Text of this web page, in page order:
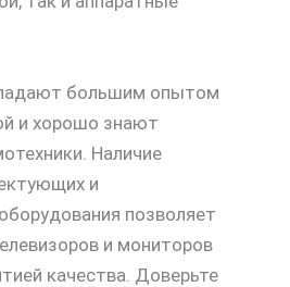
большим опытом
и хорошо знают
Наличие
и
позволяет
и мониторов
качества. Доверьте